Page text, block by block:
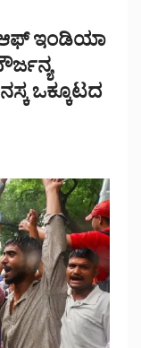
ಆಫ್ ಇಂಡಿಯಾ
ಒಕ್ಕೂಟದ